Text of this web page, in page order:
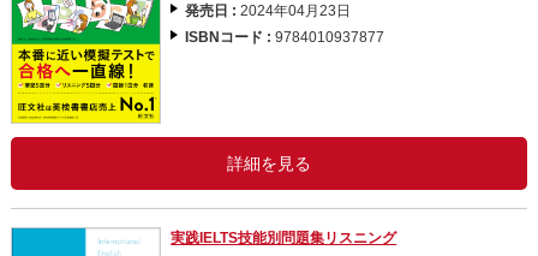
発売日 :2024年04月23日
ISBNコード :9784010937877
詳細を見る
実践IELTS技能別問題集リスニング